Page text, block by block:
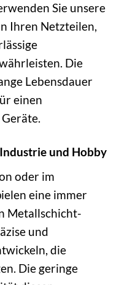
Sie unsere
Ihren Netzteilen,
Die
Lebensdauer
einen
und Hobby
oder im
eine immer
Metallschicht-
und
die
Die geringe